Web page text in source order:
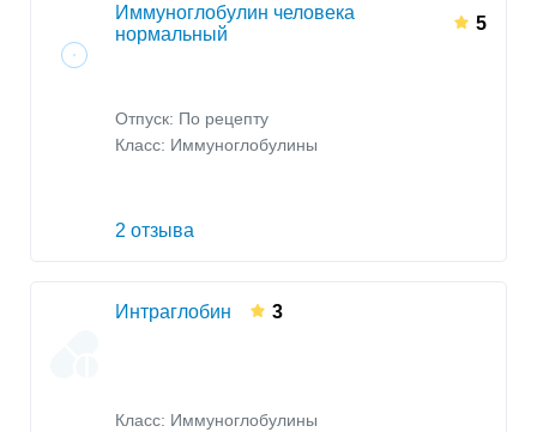
Иммуноглобулин человека
нормальный
5
Отпуск: По рецепту
Класс: Иммуноглобулины
2 отзыва
Интраглобин 3
Класс: Иммуноглобулины